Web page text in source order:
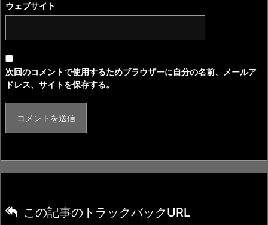
ウェブサイト
次回のコメントで使用するためブラウザーに自分の名前、メールア
ドレス、サイトを保存する。
この記事のトラックバックURL